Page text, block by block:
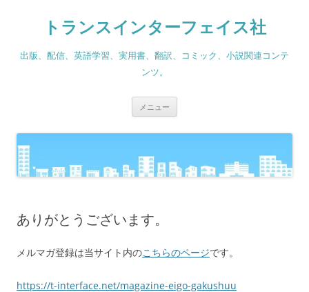
へ
ス
トランスインターフェイス社
出版、配信、英語学習、実用書、翻訳、コミック、小説関連コンテ
ンツ。
メニュー
ありがとうございます。
メルマガ登録は当サイト内のこちらのページです。
https://t-interface.net/magazine-eigo-gakushuu